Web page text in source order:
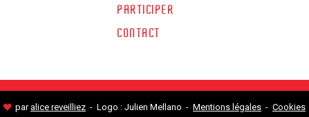
PARTICIPER
CONTACT
♥ paralice reveilliez - Logo : Julien Mellano - Mentions légales - Cookies